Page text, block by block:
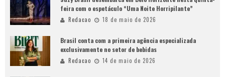
feira com o espetáculo “Uma Noite Horripilante”
Redacao 18 de maio de 2026
Brasil conta com a primeira agência especializada
exclusivamente no setor de bebidas
Redacao 14 de maio de 2026